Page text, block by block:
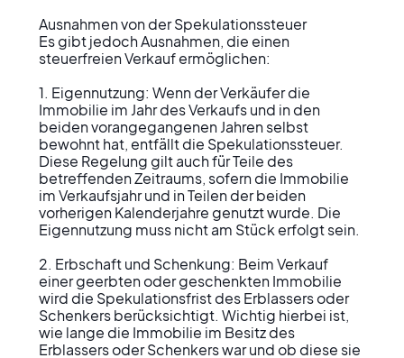
Ausnahmen von der Spekulationssteuer
Es gibt jedoch Ausnahmen, die einen
steuerfreien Verkauf ermöglichen:
1. Eigennutzung: Wenn der Verkäufer die
Immobilie im Jahr des Verkaufs und in den
beiden vorangegangenen Jahren selbst
bewohnt hat, entfällt die Spekulationssteuer.
Diese Regelung gilt auch für Teile des
betreffenden Zeitraums, sofern die Immobilie
im Verkaufsjahr und in Teilen der beiden
vorherigen Kalenderjahre genutzt wurde. Die
Eigennutzung muss nicht am Stück erfolgt sein.
2. Erbschaft und Schenkung: Beim Verkauf
einer geerbten oder geschenkten Immobilie
wird die Spekulationsfrist des Erblassers oder
Schenkers berücksichtigt. Wichtig hierbei ist,
wie lange die Immobilie im Besitz des
Erblassers oder Schenkers war und ob diese sie